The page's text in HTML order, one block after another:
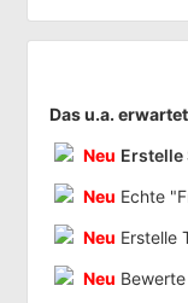
Das u.a.
Neu Erstelle
Neu Echte
Neu Erstelle
Neu